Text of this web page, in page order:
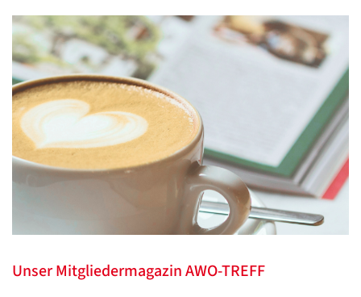
Unser Mitgliedermagazin AWO-TREFF
Übersetzen